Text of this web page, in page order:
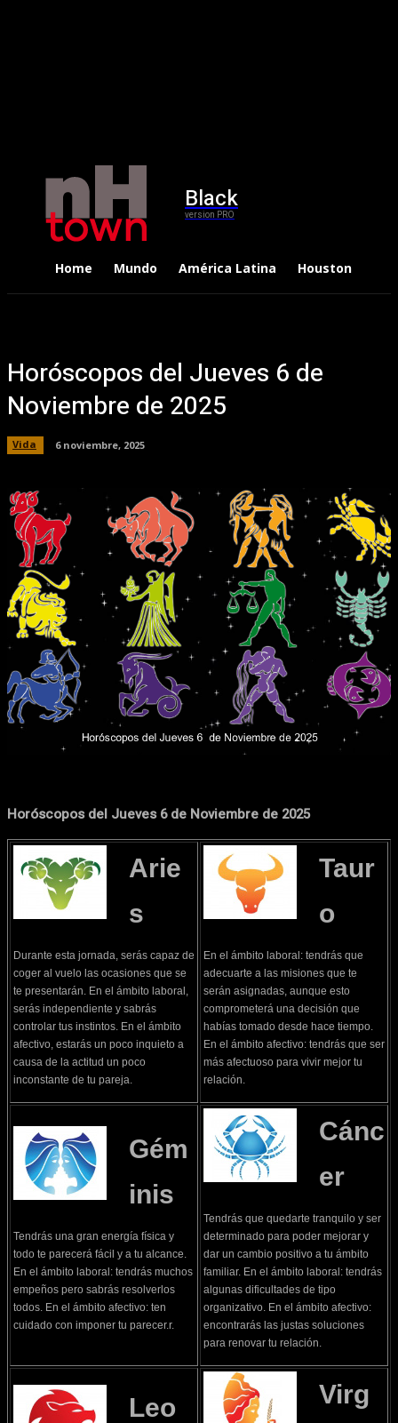
Black
version PRO
Home Mundo América Latina Houston
Horóscopos del Jueves 6 de
Noviembre de 2025
Vida 6 noviembre, 2025
Facebook WhatsApp
Horóscopos del Jueves 6 de Noviembre de 2025
Arie
s
Durante esta jornada, serás capaz de
coger al vuelo las ocasiones que se
te presentarán. En el ámbito laboral,
serás independiente y sabrás
controlar tus instintos. En el ámbito
afectivo, estarás un poco inquieto a
causa de la actitud un poco
inconstante de tu pareja.
Taur
o
En el ámbito laboral: tendrás que
adecuarte a las misiones que te
serán asignadas, aunque esto
comprometerá una decisión que
habías tomado desde hace tiempo.
En el ámbito afectivo: tendrás que ser
más afectuoso para vivir mejor tu
relación.
Gém
inis
Tendrás una gran energía física y
todo te parecerá fácil y a tu alcance.
En el ámbito laboral: tendrás muchos
empeños pero sabrás resolverlos
todos. En el ámbito afectivo: ten
cuidado con imponer tu parecer.r.
Cánc
er
Tendrás que quedarte tranquilo y ser
determinado para poder mejorar y
dar un cambio positivo a tu ámbito
familiar. En el ámbito laboral: tendrás
algunas dificultades de tipo
organizativo. En el ámbito afectivo:
encontrarás las justas soluciones
para renovar tu relación.
Leo
Virg